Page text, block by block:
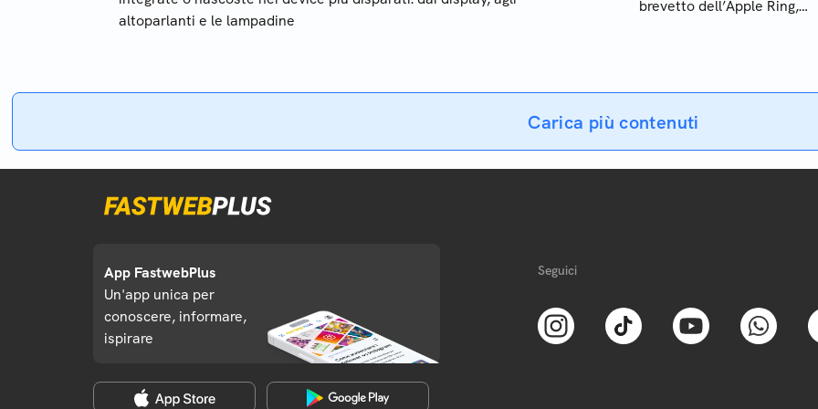
altoparlanti e le lampadine
brevetto dell’Apple Ring,
Carica più contenuti
App FastwebPlus
Un'app unica per
conoscere, informare,
ispirare
Seguici